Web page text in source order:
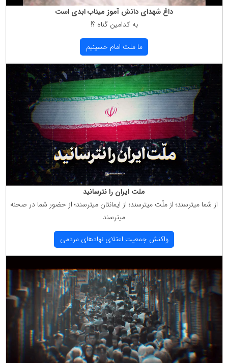
داغ شهدای دانش آموز میناب ابدی است
به كدامین گناه ؟!
ما ملت امام حسینیم
ملت ایران را نترسانید
از شما میترسند؛ از ملّت میترسند؛ از ایمانتان میترسند؛ از حضور شما در صحنه
میترسند
واكنش جمعیت اعتلای نهادهای مردمی